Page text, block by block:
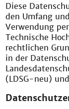
Diese
den Umfang
Verwendung
Technische
rechtlichen
in der
(LDSG-neu)